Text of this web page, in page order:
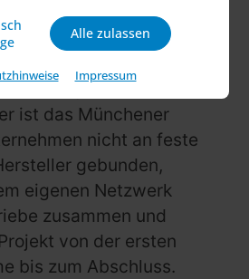
Alle zulassen
Impressum
steht bei
der
viele große
ist das Münchener
nicht an feste
gebunden,
eigenen Netzwerk
zusammen und
von der ersten
bis zum Abschluss.